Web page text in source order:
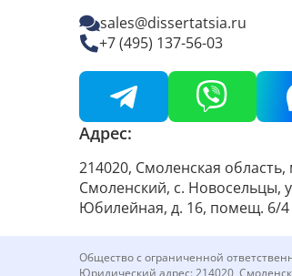
sales@dissertatsia.ru
+7 (495) 137-56-03
Адрес:
214020, Смоленская область,
Смоленский, с. Новосельцы,
Юбилейная, д. 16, помещ. 6/4
Общество с ограниченной
Юридический адрес: 214020,